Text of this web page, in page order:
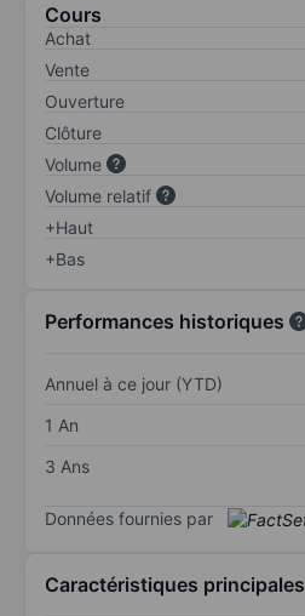
Cours
Achat
Vente
Ouverture
Clôture
Volume
Volume relatif
+Haut
+Bas
Performances historiques
Annuel à ce jour (YTD)
1 An
3 Ans
Données fournies par
Caractéristiques principales